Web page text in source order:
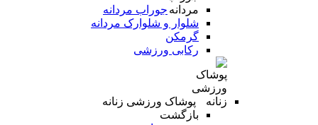
جوراب مردانه
شلوار و شلوارک مردانه
گرمکن
رکابی ورزشی
پوشاک ورزشی زنانه
بازگشت